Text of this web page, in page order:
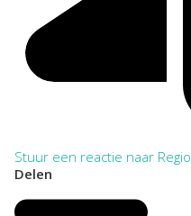
Stuur een reactie naar
Delen